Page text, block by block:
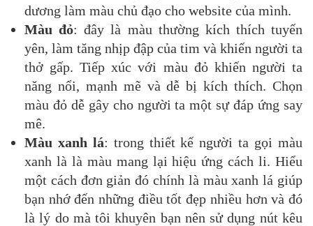
dương làm màu chủ đạo cho website của mình.
Màu đỏ: đây là màu thường kích thích tuyến
yên, làm tăng nhịp đập của tim và khiến người ta
thở gấp. Tiếp xúc với màu đỏ khiến người ta
năng nổi, mạnh mẽ và dễ bị kích thích. Chọn
màu đỏ dễ gây cho người ta một sự đáp ứng say
mê.
Màu xanh lá: trong thiết kế người ta gọi màu
xanh là là màu mang lại hiệu ứng cách li. Hiểu
một cách đơn giản đó chính là màu xanh lá giúp
bạn nhớ đến những điều tốt đẹp nhiều hơn và đó
là lý do mà tôi khuyên bạn nên sử dụng nút kêu